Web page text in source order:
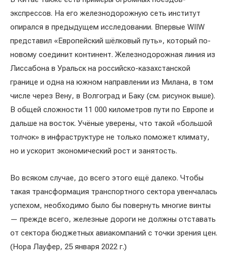
экспрессов. На его железнодорожную сеть институт
опирался в предыдущем исследовании. Впервые WIIW
представил «Европейский шёлковый путь», который по-
новому соединит континент. Железнодорожная линия из
Лиссабона в Уральск на российско-казахстанской
границе и одна на южном направлении из Милана, в том
числе через Вену, в Волгоград и Баку (см. рисунок выше).
В общей сложности 11 000 километров пути по Европе и
дальше на восток. Учёные уверены, что такой «большой
толчок» в инфраструктуре не только поможет климату,
но и ускорит экономический рост и занятость.
Во всяком случае, до всего этого ещё далеко. Чтобы
такая трансформация транспортного сектора увенчалась
успехом, необходимо было бы повернуть многие винты
— прежде всего, железные дороги не должны отставать
от сектора бюджетных авиакомпаний с точки зрения цен.
(Нора Лауфер, 25 января 2022 г.)